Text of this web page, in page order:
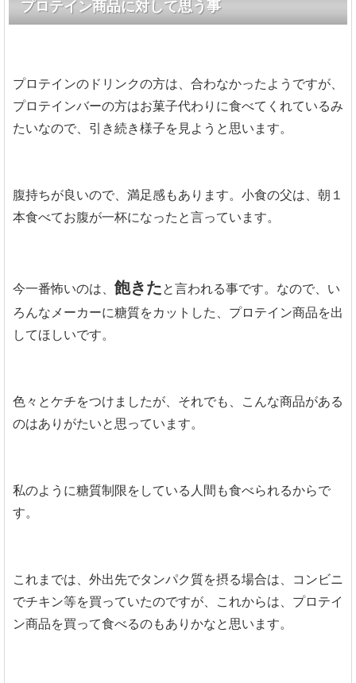
プロテイン商品に対して思う事
プロテインのドリンクの方は、合わなかったようですが、
プロテインバーの方はお菓子代わりに食べてくれているみ
たいなので、引き続き様子を見ようと思います。
腹持ちが良いので、満足感もあります。小食の父は、朝１
本食べてお腹が一杯になったと言っています。
今一番怖いのは、 飽きたと言われる事です。なので、い
ろんなメーカーに糖質をカットした、プロテイン商品を出
してほしいです。
色々とケチをつけましたが、それでも、こんな商品がある
のはありがたいと思っています。
私のように糖質制限をしている人間も食べられるからで
す。
これまでは、外出先でタンパク質を摂る場合は、コンビニ
でチキン等を買っていたのですが、これからは、プロテイ
ン商品を買って食べるのもありかなと思います。